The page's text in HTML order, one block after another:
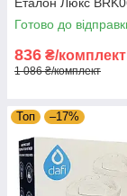
Готово до
836 ₴/комплект
1 086 ₴/комплект
Топ –17%